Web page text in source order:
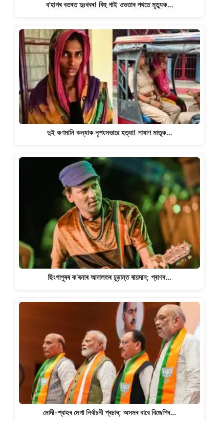
ব’হাগৰ বতৰত দুঃখবৰ! বিহু গাই ওভতাৰ পথতে মৃত্যুক…
দুই কণমানি কন্যাক নৃশংসভাৱে হত্যা! পাষাণ মাতৃক…
ছিংগাপুৰৰ ক'ৰনাৰ আদালতৰ চূড়ান্ত ৰায়দান; প্ৰাণৰ…
মোদী-শ্বাহৰ মেগা নিৰ্বাচনী প্ৰচাৰ; অসমৰ বাবে বিজেপিৰ…